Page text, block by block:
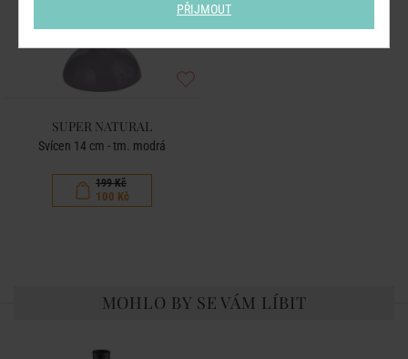
SUPER NATURAL
Svícen 14 cm - tm. modrá
199 Kč
100 Kč
MOHLO BY SE VÁM LÍBIT
PŘIJMOUT